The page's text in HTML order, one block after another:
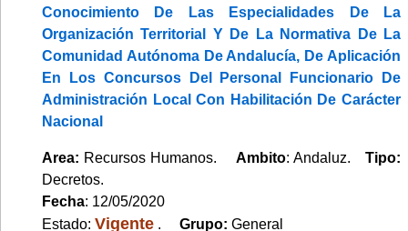
Conocimiento De Las Especialidades De La
Organización Territorial Y De La Normativa De La
Comunidad Autónoma De Andalucía, De Aplicación
En Los Concursos Del Personal Funcionario De
Administración Local Con Habilitación De Carácter
Nacional
Area: Recursos Humanos.Ambito: Andaluz.Tipo:
Decretos.
Fecha: 12/05/2020
Estado: Vigente . Grupo: General